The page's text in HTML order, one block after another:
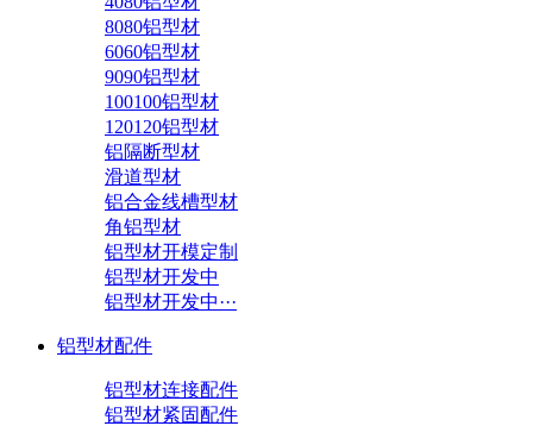
8080铝型材
6060铝型材
9090铝型材
100100铝型材
120120铝型材
铝隔断型材
滑道型材
铝合金线槽型材
角铝型材
铝型材开模定制
铝型材开发中
铝型材开发中···
铝型材配件
铝型材连接配件
铝型材紧固配件